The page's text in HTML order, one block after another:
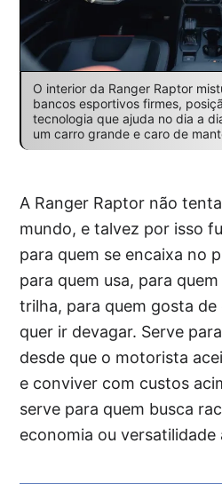
O interior da Ranger Raptor
bancos esportivos firmes,
tecnologia que ajuda no dia a
um carro grande e caro de
A Ranger Raptor não
mundo, e talvez por isso
para quem se encaixa no
para quem usa, para
trilha, para quem gosta de
quer ir devagar. Serve
desde que o motorista
e conviver com custos
serve para quem busca
economia ou versatilidade